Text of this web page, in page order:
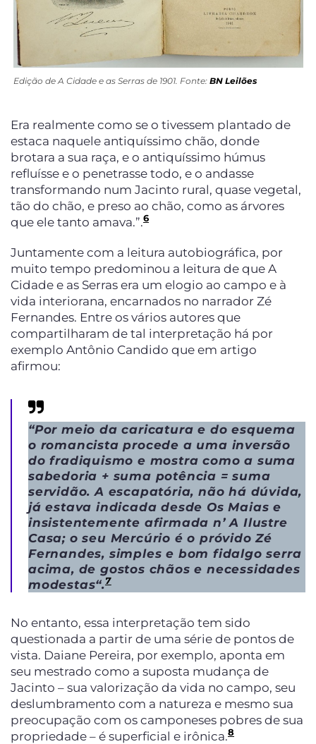
Edição de A Cidade e as Serras de 1901. Fonte: BN Leilões
Era realmente como se o tivessem plantado de
estaca naquele antiquíssimo chão, donde
brotara a sua raça, e o antiquíssimo húmus
refluísse e o penetrasse todo, e o andasse
transformando num Jacinto rural, quase vegetal,
tão do chão, e preso ao chão, como as árvores
que ele tanto amava.”.6
Juntamente com a leitura autobiográfica, por
muito tempo predominou a leitura de que A
Cidade e as Serras era um elogio ao campo e à
vida interiorana, encarnados no narrador Zé
Fernandes. Entre os vários autores que
compartilharam de tal interpretação há por
exemplo Antônio Candido que em artigo
afirmou:
“Por meio da caricatura e do esquema
o romancista procede a uma inversão
do fradiquismo e mostra como a suma
sabedoria + suma potência = suma
servidão. A escapatória, não há dúvida,
já estava indicada desde Os Maias e
insistentemente afirmada n’ A Ilustre
Casa; o seu Mercúrio é o próvido Zé
Fernandes, simples e bom fidalgo serra
acima, de gostos chãos e necessidades
modestas“.7
No entanto, essa interpretação tem sido
questionada a partir de uma série de pontos de
vista. Daiane Pereira, por exemplo, aponta em
seu mestrado como a suposta mudança de
Jacinto – sua valorização da vida no campo, seu
deslumbramento com a natureza e mesmo sua
preocupação com os camponeses pobres de sua
propriedade – é superficial e irônica.8